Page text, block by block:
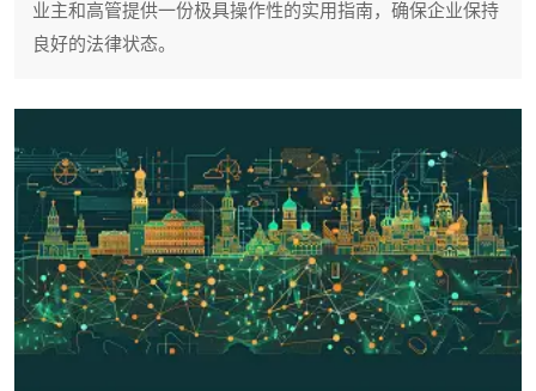
业主和高管提供一份极具操作性的实用指南，确保企业保持
良好的法律状态。